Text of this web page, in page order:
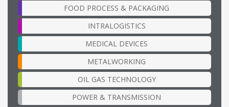
FOOD PROCESS & PACKAGING
INTRALOGISTICS
MEDICAL DEVICES
METALWORKING
OIL GAS TECHNOLOGY
POWER & TRANSMISSION